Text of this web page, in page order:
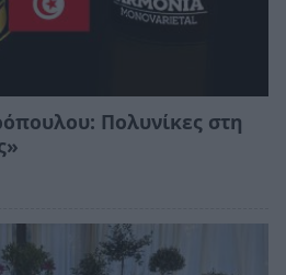
Πολυνίκες στη